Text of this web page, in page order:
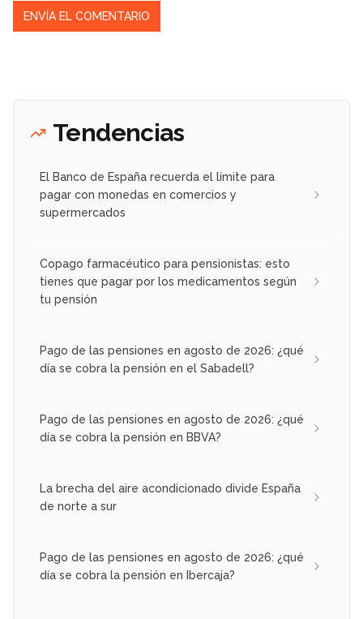
Tendencias
El Banco de España recuerda el límite para
pagar con monedas en comercios y
supermercados
Copago farmacéutico para pensionistas: esto
tienes que pagar por los medicamentos según
tu pensión
Pago de las pensiones en agosto de 2026: ¿qué
día se cobra la pensión en el Sabadell?
Pago de las pensiones en agosto de 2026: ¿qué
día se cobra la pensión en BBVA?
La brecha del aire acondicionado divide España
de norte a sur
Pago de las pensiones en agosto de 2026: ¿qué
día se cobra la pensión en Ibercaja?